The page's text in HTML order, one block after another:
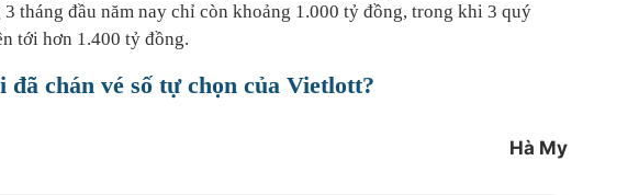
tháng đầu năm nay chỉ còn khoảng 1.000 tỷ đồng, trong khi 3 quý
tới hơn 1.400 tỷ đồng.
đã chán vé số tự chọn của Vietlott?
Hà My